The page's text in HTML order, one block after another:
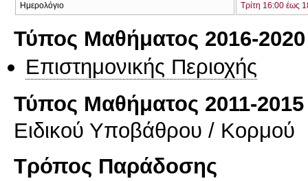
Ημερολόγιο Τρίτη 16:00 έως
Τύπος Μαθήματος 2016-2020
Επιστημονικής Περιοχής
Τύπος Μαθήματος 2011-2015
Ειδικού Υποβάθρου / Κορμού
Τρόπος Παράδοσης